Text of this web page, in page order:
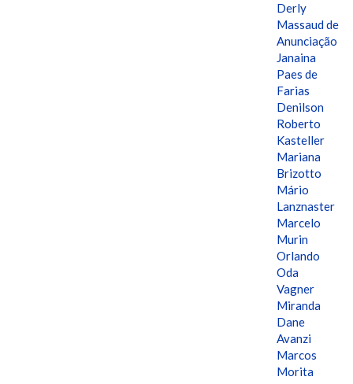
Derly
Massaud de
Anunciação
Janaina
Paes de
Farias
Denilson
Roberto
Kasteller
Mariana
Brizotto
Mário
Lanznaster
Marcelo
Murin
Orlando
Oda
Vagner
Miranda
Dane
Avanzi
Marcos
Morita